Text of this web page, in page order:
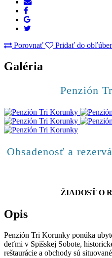
Porovnať Pridať do
Galéria
Penzión
Obsadenosť a
ŽIADOSŤ O
Opis
Penzión Tri Korunky ponúka
deťmi v Spišskej Sobote,
reštaurácie a obchody sú